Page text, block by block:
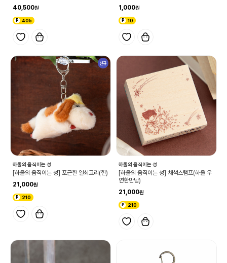
40,500
405
1,000
10
신규
하울의 움직이는 성
[하울의 움직이는 성] 포근한 열쇠고리(힌)
21,000
210
하울의 움직이는 성
[하울의 움직이는 성] 채색스탬프(하울 우
연한만남)
21,000
210